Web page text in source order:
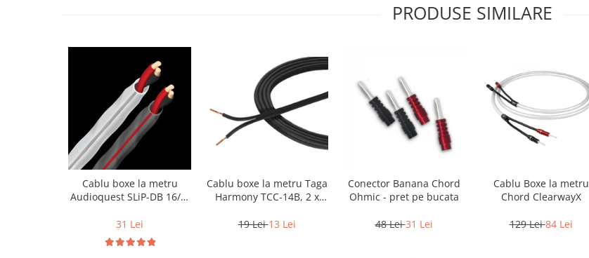
PRODUSE SIMILARE
Cablu boxe la metru
Audioquest SLiP-DB 16/2,
31 Lei
Cablu boxe la metru Taga
Harmony TCC-14B, 2 x
19 Lei13 Lei
Conector Banana Chord
Ohmic - pret pe bucata
48 Lei31 Lei
Cablu Boxe la metru
Chord ClearwayX
129 Lei84 Lei